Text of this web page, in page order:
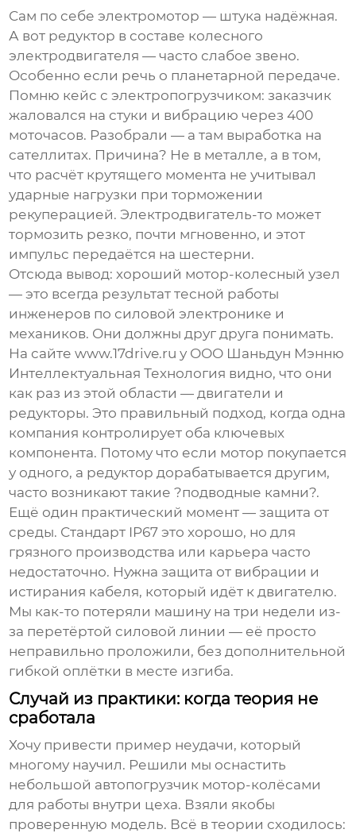
Сам по себе электромотор — штука надёжная.
А вот редуктор в составе колесного
электродвигателя — часто слабое звено.
Особенно если речь о планетарной передаче.
Помню кейс с электропогрузчиком: заказчик
жаловался на стуки и вибрацию через 400
моточасов. Разобрали — а там выработка на
сателлитах. Причина? Не в металле, а в том,
что расчёт крутящего момента не учитывал
ударные нагрузки при торможении
рекуперацией. Электродвигатель-то может
тормозить резко, почти мгновенно, и этот
импульс передаётся на шестерни.
Отсюда вывод: хороший мотор-колесный узел
— это всегда результат тесной работы
инженеров по силовой электронике и
механиков. Они должны друг друга понимать.
На сайтеwww.17drive.ru у ООО Шаньдун Мэнню
Интеллектуальная Технология видно, что они
как раз из этой области — двигатели и
редукторы. Это правильный подход, когда одна
компания контролирует оба ключевых
компонента. Потому что если мотор покупается
у одного, а редуктор дорабатывается другим,
часто возникают такие ?подводные камни?.
Ещё один практический момент — защита от
среды. Стандарт IP67 это хорошо, но для
грязного производства или карьера часто
недостаточно. Нужна защита от вибрации и
истирания кабеля, который идёт к двигателю.
Мы как-то потеряли машину на три недели из-
за перетёртой силовой линии — её просто
неправильно проложили, без дополнительной
гибкой оплётки в месте изгиба.
Случай из практики: когда теория не
сработала
Хочу привести пример неудачи, который
многому научил. Решили мы оснастить
небольшой автопогрузчик мотор-колёсами
для работы внутри цеха. Взяли якобы
проверенную модель. Всё в теории сходилось: